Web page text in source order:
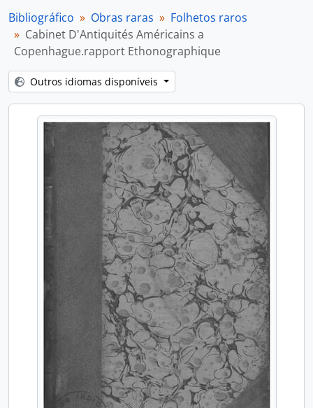
Bibliográfico Obras raras
Folhetos raros
Cabinet D'Antiquités Américains a
Copenhague.rapport Ethonographique
Outros idiomas disponíveis